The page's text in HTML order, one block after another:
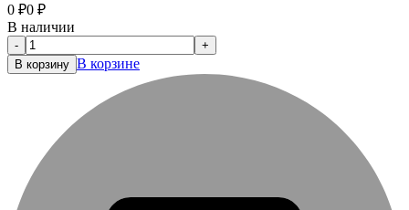
0 ₽0 ₽
В наличии
-
+
В корзину В корзине